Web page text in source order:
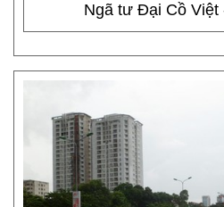
Ngã tư Đại Cồ Việt